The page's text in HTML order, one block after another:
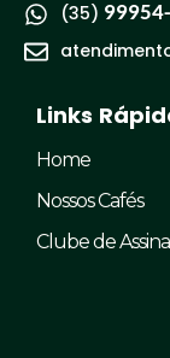
(35)
Links
Home
Nossos Cafés
Clube de